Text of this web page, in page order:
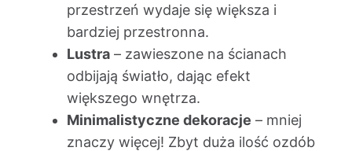
przestrzeń wydaje się większa i
bardziej przestronna.
Lustra– zawieszone na ścianach
odbijają światło, dając efekt
większego wnętrza.
Minimalistyczne dekoracje – mniej
znaczy więcej! Zbyt duża ilość ozdób